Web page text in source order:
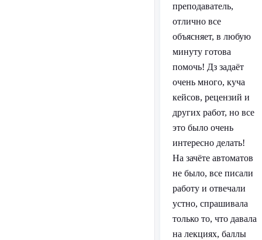
преподаватель,
отлично все
объясняет, в любую
минуту готова
помочь! Дз задаёт
очень много, куча
кейсов, рецензий и
других работ, но все
это было очень
интересно делать!
На зачёте автоматов
не было, все писали
работу и отвечали
устно, спрашивала
только то, что давала
на лекциях, баллы